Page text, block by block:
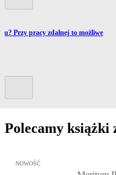
Przy pracy zdalnej to możliwe
Polecamy książki
Przejdź do: Meritum
NOWOŚĆ